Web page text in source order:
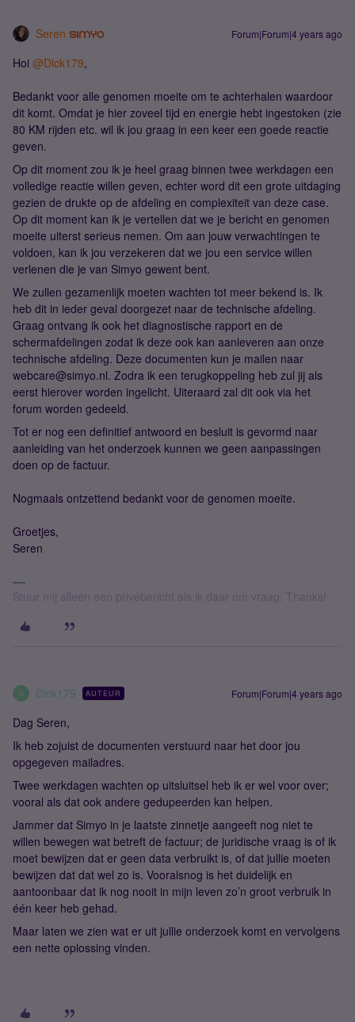
Seren Forum|Forum|4 years ago
Hoi @Dick179,
Bedankt voor alle genomen moeite om te achterhalen waardoor
dit komt. Omdat je hier zoveel tijd en energie hebt ingestoken (zie
80 KM rijden etc. wil ik jou graag in een keer een goede reactie
geven.
Op dit moment zou ik je heel graag binnen twee werkdagen een
volledige reactie willen geven, echter word dit een grote uitdaging
gezien de drukte op de afdeling en complexiteit van deze case.
Op dit moment kan ik je vertellen dat we je bericht en genomen
moeite uiterst serieus nemen. Om aan jouw verwachtingen te
voldoen, kan ik jou verzekeren dat we jou een service willen
verlenen die je van Simyo gewent bent.
We zullen gezamenlijk moeten wachten tot meer bekend is. Ik
heb dit in ieder geval doorgezet naar de technische afdeling.
Graag ontvang ik ook het diagnostische rapport en de
schermafdelingen zodat ik deze ook kan aanleveren aan onze
technische afdeling. Deze documenten kun je mailen naar
webcare@simyo.nl. Zodra ik een terugkoppeling heb zul jij als
eerst hierover worden ingelicht. Uiteraard zal dit ook via het
forum worden gedeeld.
Tot er nog een definitief antwoord en besluit is gevormd naar
aanleiding van het onderzoek kunnen we geen aanpassingen
doen op de factuur.
Nogmaals ontzettend bedankt voor de genomen moeite.
Groetjes,
Seren
Stuur mij alleen een privébericht als ik daar om vraag. Thanks!
D Dick179 AUTEUR Forum|Forum|4 years ago
Dag Seren,
Ik heb zojuist de documenten verstuurd naar het door jou
opgegeven mailadres.
Twee werkdagen wachten op uitsluitsel heb ik er wel voor over;
vooral als dat ook andere gedupeerden kan helpen.
Jammer dat Simyo in je laatste zinnetje aangeeft nog niet te
willen bewegen wat betreft de factuur; de juridische vraag is of ik
moet bewijzen dat er geen data verbruikt is, of dat jullie moeten
bewijzen dat dat wel zo is. Vooralsnog is het duidelijk en
aantoonbaar dat ik nog nooit in mijn leven zo’n groot verbruik in
één keer heb gehad.
Maar laten we zien wat er uit jullie onderzoek komt en vervolgens
een nette oplossing vinden.